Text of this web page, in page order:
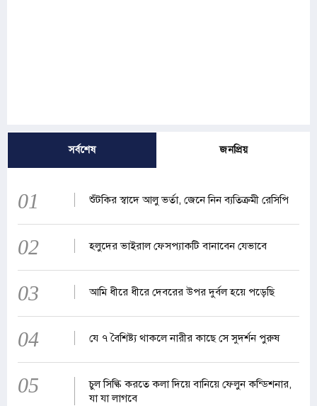
সর্বশেষ জনপ্রিয়
01 শুঁটকির স্বাদে আলু ভর্তা, জেনে নিন ব্যতিক্রমী রেসিপি
02 হলুদের ভাইরাল ফেসপ্যাকটি বানাবেন যেভাবে
03 আমি ধীরে ধীরে দেবরের উপর দুর্বল হয়ে পড়েছি
04 যে ৭ বৈশিষ্ট্য থাকলে নারীর কাছে সে সুদর্শন পুরুষ
05
চুল সিল্কি করতে কলা দিয়ে বানিয়ে ফেলুন কন্ডিশনার,
যা যা লাগবে